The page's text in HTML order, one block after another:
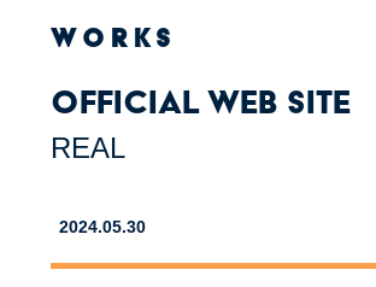
WORKS
Official web site
REAL
2024.05.30